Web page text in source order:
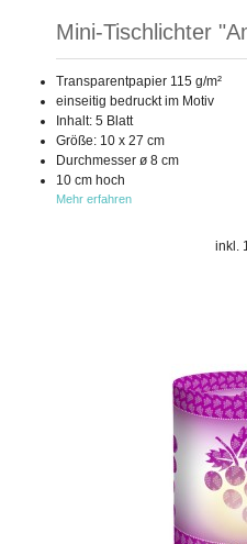
Mini-Tischlichter
Transparentpapier 115 g/m²
einseitig bedruckt im Motiv
Inhalt: 5 Blatt
Größe: 10 x 27 cm
Durchmesser ø 8 cm
10 cm hoch
Mehr erfahren
inkl.